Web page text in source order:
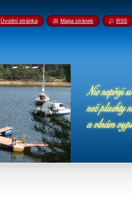
Úvodní stránka Mapa stránek RSS